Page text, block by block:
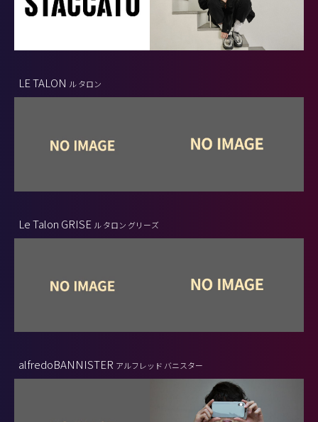
LE TALON ル タロン
Le Talon GRISE ル タロン グリーズ
alfredoBANNISTER アルフレッド バニスター